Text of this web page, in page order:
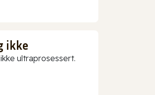
ikke
ultraprosessert.